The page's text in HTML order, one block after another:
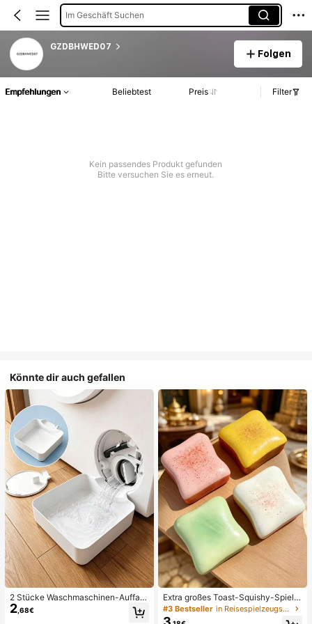
Im Geschäft Suchen
GZDBHWED07
Folgen
Empfehlungen Beliebtest Preis Filter
Kein passendes Produkt gefunden
Bitte versuchen Sie es erneut.
Könnte dir auch gefallen
2 Stücke Waschmaschinen-Auffan
gwanne Tropfschale, wasserdichte
Bodenschutzmatte für Waschraum,
2 ,68€
Extra großes Toast-Squishy-Spielz
eug, superweiches Buttertoast-Stre
ssabbau-Drückspielzeug, erhältlich
#3 Bestseller in Reisespielzeugset Quetschspielzeug für Teenager